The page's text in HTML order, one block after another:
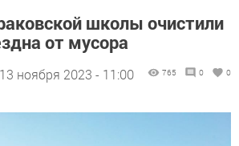
школы очистили
от мусора
13 ноября 2023 - 11:00 765 0 0